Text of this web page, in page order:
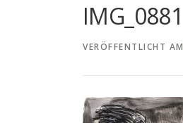
IMG_0881
VERÖFFENTLICHT AM